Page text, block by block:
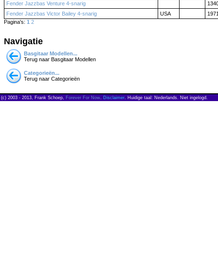
Fender Jazzbas Venture 4-snarig
Fender Jazzbas Victor Bailey 4-snarig
USA
Pagina's: 1 2
Navigatie
Basgitaar Modellen...
Terug naar Basgitaar Modellen
Categorieën...
Terug naar Categorieën
(c) 2003 - 2013, Frank Schoep, Forever For Now. Disclaimer. Huidige taal: Nederlands. Niet ingelogd.